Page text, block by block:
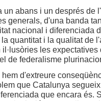
un abans i un després de
generals, d'una banda
nacional i diferenciada
quantitat i la qualitat de
les expectatives
de federalisme
d'extreure
que Catalunya
que encara és.